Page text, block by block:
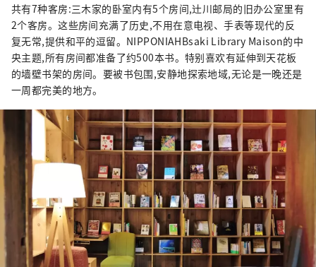
共有7种客房:三木家的卧室内有5个房间,辻川邮局的旧办公室里有
2个客房。这些房间充满了历史,不用在意电视、手表等现代的反
复无常,提供和平的逗留。NIPPONIAHBsaki Library Maison的中
央主题,所有房间都准备了约500本书。特别喜欢有延伸到天花板
的墙壁书架的房间。要被书包围,安静地探索地域,无论是一晚还是
一周都完美的地方。